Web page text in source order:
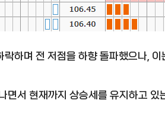
하며 전 저점을 하향 돌파했으나, 이
면서 현재까지 상승세를 유지하고 있